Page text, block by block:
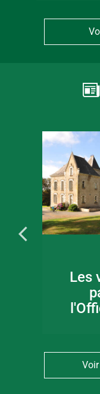
Les